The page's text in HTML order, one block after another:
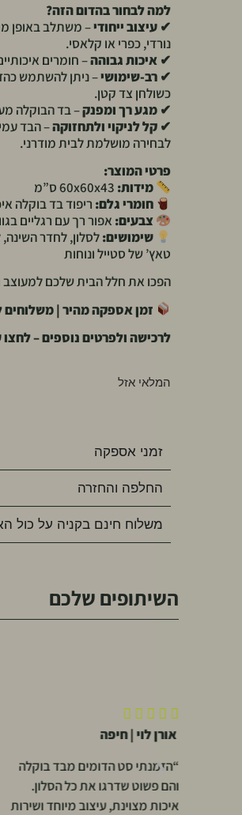
למה לבחור בהדום הזה?
✔ עיצוב ייחודי– משתלב באופן
נורדי, כפרי או קלאסי.
✔ איכות גבוהה– חומרים
✔ רב-שימושי– ניתן להשתמש
כשולחן צד קטן.
✔ מגע רך ומפנק– בד הבוקלה
✔ קל לניקוי ולתחזוקה– הבד
לבחירה מושלמת לבית מודרני.
פרטי המוצר:
מידות:
חומרי גלם: ריפוד בד בוקלה
צבעים: אפור רך עם רגליים
שימושים:לסלון, לחדר
טאץ’ של סטייל ונוחות
הפכו את חלל הבית שלכם
זמן אספקה מהיר |
לרכישה ולפרטים נוספים – לחצו
המלאי אזל
זמני אספקה
החלפה והחזרה
משלוח חינם בקניה על כול
השיתופים שלכם





אורן לוי | חיפה
“הזמנתי סט הדומים מבד בוקלה
והם פשוט שדרגו את כל הסלון.
איכות מצוינת, עיצוב מיוחד ושירות